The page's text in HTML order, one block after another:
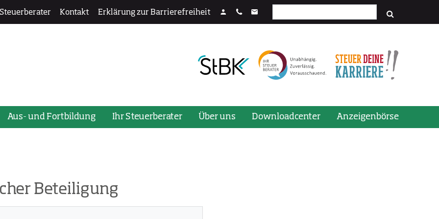
Kontakt Erklärung zur Barrierefreiheit
zu öffnen oder zu schließen, verwenden Sie bitte die Tastenkombination STRG + Enter.
Aus- und Fortbildung Ihr Steuerberater Über uns Downloadcenter Anzeigenbörse
Beteiligung